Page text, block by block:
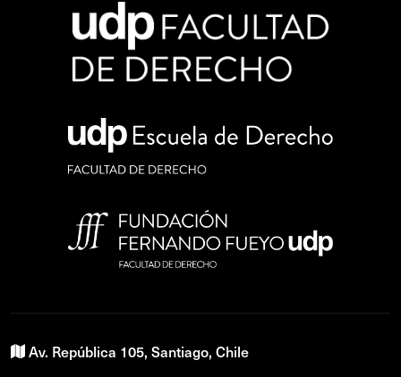
Av. República 105, Santiago, Chile